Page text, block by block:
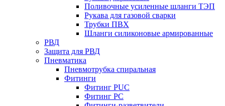
Поливочные усиленные шланги ТЭП
Рукава для газовой сварки
Трубки ПВХ
Шланги силиконовые армированные
РВД
Защита для РВД
Пневматика
Пневмотрубка спиральная
Фитинги
Фитинг PUC
Фитинг PC